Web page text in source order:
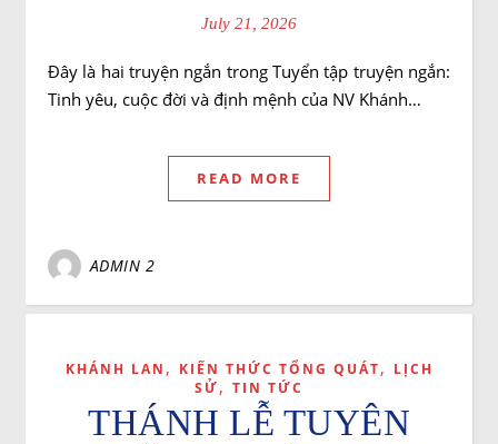
July 21, 2026
Đây là hai truyện ngắn trong Tuyển tập truyện ngắn:
Tinh yêu, cuộc đời và định mệnh của NV Khánh…
READ MORE
ADMIN 2
KHÁNH LAN , KIẾN THỨC TỔNG QUÁT, LỊCH
SỬ, TIN TỨC
THÁNH LỄ TUYÊN